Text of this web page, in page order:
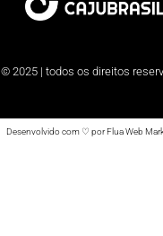
© 2025 | todos os direitos
Desenvolvido com ♡ por Flua Web